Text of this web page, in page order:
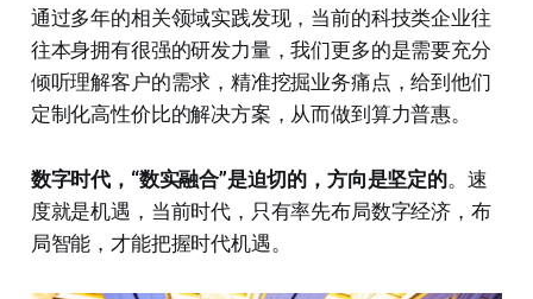
通过多年的相关领域实践发现，当前的科技类企业往
往本身拥有很强的研发力量，我们更多的是需要充分
倾听理解客户的需求，精准挖掘业务痛点，给到他们
定制化高性价比的解决方案，从而做到算力普惠。
数字时代，“数实融合”是迫切的，方向是坚定的。速
度就是机遇，当前时代，只有率先布局数字经济，布
局智能，才能把握时代机遇。